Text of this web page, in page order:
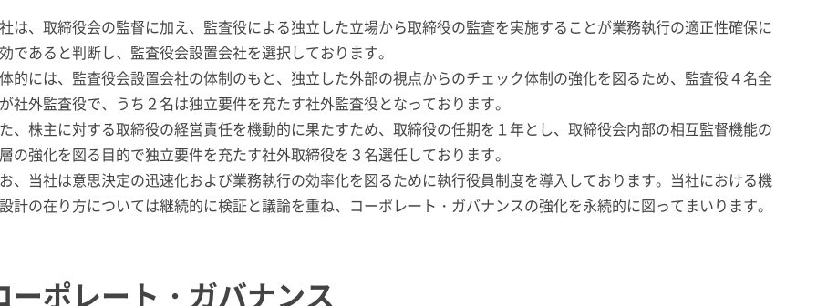
は、取締役会の監督に加え、監査役による独立した立場から取締役の監査を実施することが業務執行の適正性確保に
であると判断し、監査役会設置会社を選択しております。
的には、監査役会設置会社の体制のもと、独立した外部の視点からのチェック体制の強化を図るため、監査役４名全
社外監査役で、うち２名は独立要件を充たす社外監査役となっております。
、株主に対する取締役の経営責任を機動的に果たすため、取締役の任期を１年とし、取締役会内部の相互監督機能の
の強化を図る目的で独立要件を充たす社外取締役を３名選任しております。
、当社は意思決定の迅速化および業務執行の効率化を図るために執行役員制度を導入しております。当社における機
計の在り方については継続的に検証と議論を重ね、コーポレート・ガバナンスの強化を永続的に図ってまいります。
ーポレート・ガバナンス